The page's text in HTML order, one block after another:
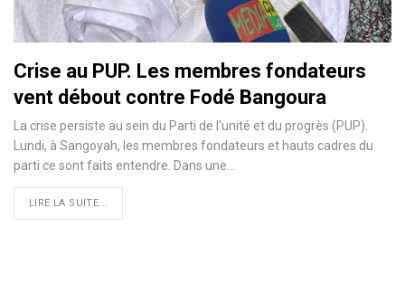
Crise au PUP. Les membres fondateurs
vent débout contre Fodé Bangoura
La crise persiste au sein du Parti de l'unité et du progrès (PUP).
Lundi, à Sangoyah, les membres fondateurs et hauts cadres du
parti ce sont faits entendre. Dans une…
LIRE LA SUITE...